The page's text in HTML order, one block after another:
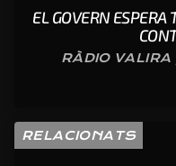
EL GOVERN ESPERA
RÀDIO
RELACIONATS